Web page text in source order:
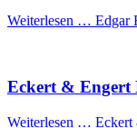
Weiterlesen … Edgar
Eckert & Engert
Weiterlesen … Eckert